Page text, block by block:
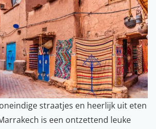
straatjes en heerlijk uit eten
is een ontzettend leuke